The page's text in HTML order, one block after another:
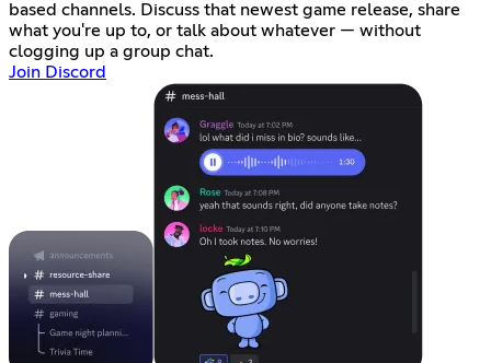
based channels. Discuss that newest game release, share
what you're up to, or talk about whatever — without
clogging up a group chat.
Join Discord